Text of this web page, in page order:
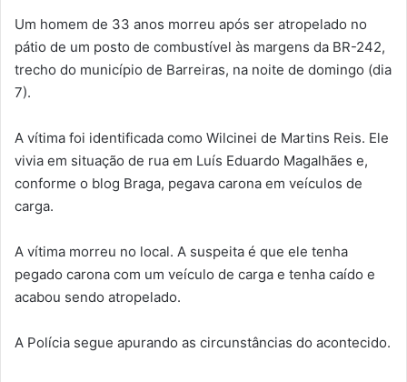
Um homem de 33 anos morreu após ser atropelado no
pátio de um posto de combustível às margens da BR-242,
trecho do município de Barreiras, na noite de domingo (dia
7).
A vítima foi identificada como Wilcinei de Martins Reis. Ele
vivia em situação de rua em Luís Eduardo Magalhães e,
conforme o blog Braga, pegava carona em veículos de
carga.
A vítima morreu no local. A suspeita é que ele tenha
pegado carona com um veículo de carga e tenha caído e
acabou sendo atropelado.
A Polícia segue apurando as circunstâncias do acontecido.